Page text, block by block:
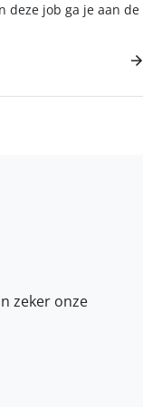
deze job ga je aan de
zeker onze